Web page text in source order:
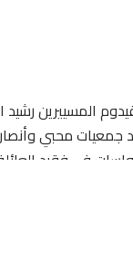
قيدوم المسييرين
محبي وأنصار
في فقيد